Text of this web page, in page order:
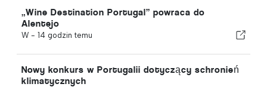
„Wine Destination Portugal” powraca do
Alentejo
W - 14 godzin temu
Nowy konkurs w Portugalii dotyczący schronień
klimatycznych